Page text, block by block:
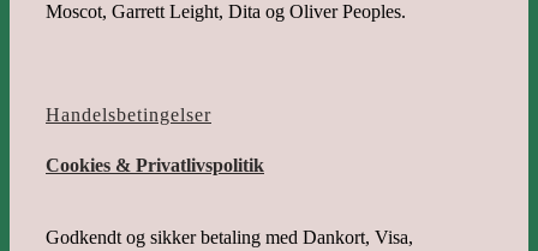
Moscot, Garrett Leight, Dita og Oliver Peoples.
Handelsbetingelser
Cookies & Privatlivspolitik
Godkendt og sikker betaling med Dankort, Visa,